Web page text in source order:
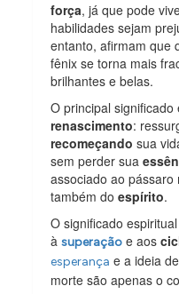
força, já que pode
habilidades sejam
entanto, afirmam que
fênix se torna mais
brilhantes e belas.
O principal
renascimento:
recomeçando sua
sem perder sua
associado ao
também doespírito.
O significado
àsuperação e aos
esperança e a ideia
morte são apenas o